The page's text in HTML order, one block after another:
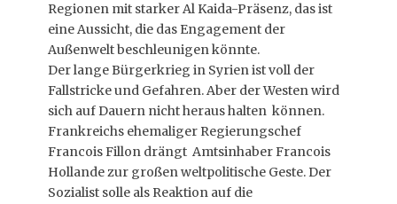
Regionen mit starker Al Kaida-Präsenz, das ist
eine Aussicht, die das Engagement der
Außenwelt beschleunigen könnte.
Der lange Bürgerkrieg in Syrien ist voll der
Fallstricke und Gefahren. Aber der Westen wird
sich auf Dauern nicht heraus halten können.
Frankreichs ehemaliger Regierungschef
Francois Fillon drängt Amtsinhaber Francois
Hollande zur großen weltpolitische Geste. Der
Sozialist solle als Reaktion auf die